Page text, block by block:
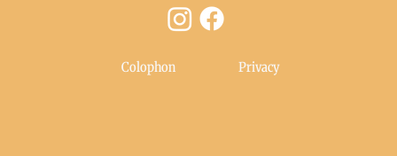
Privacy
Colophon